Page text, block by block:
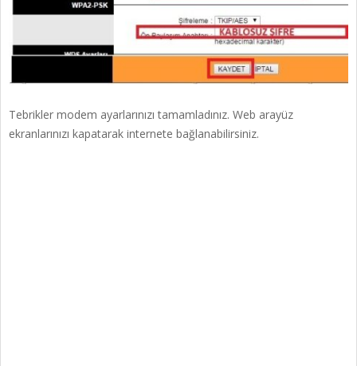
Tebrikler modem ayarlarınızı tamamladınız. Web arayüz
ekranlarınızı kapatarak internete bağlanabilirsiniz.